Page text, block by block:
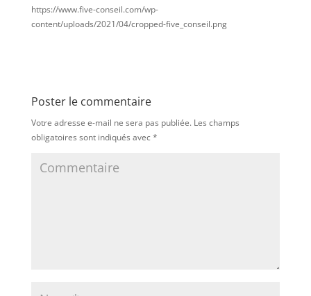
https://www.five-conseil.com/wp-
content/uploads/2021/04/cropped-five_conseil.png
Poster le commentaire
Votre adresse e-mail ne sera pas publiée.Les champs
obligatoires sont indiqués avec*